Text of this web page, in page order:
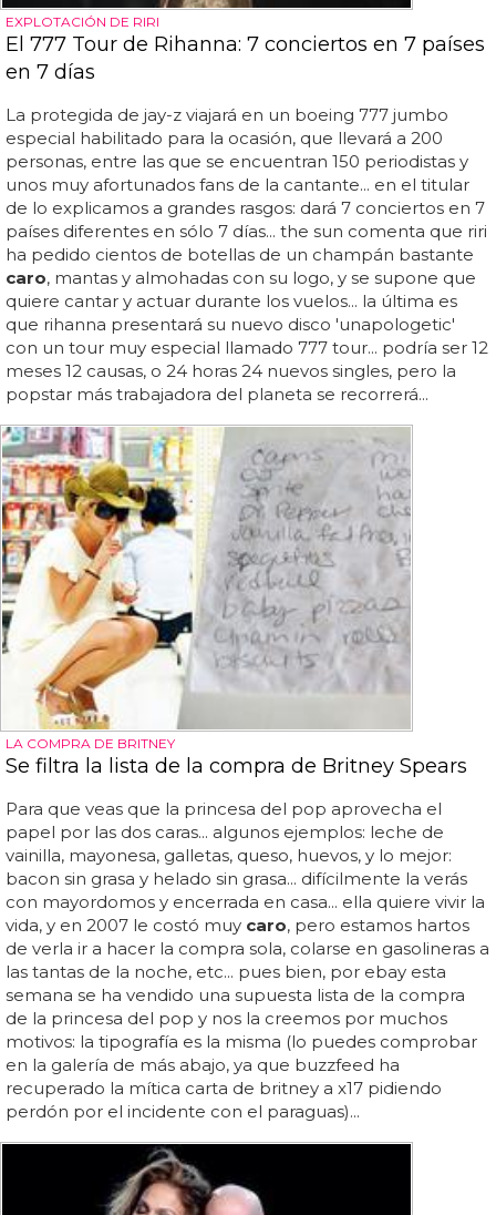
EXPLOTACIÓN DE RIRI
El 777 Tour de Rihanna: 7 conciertos en 7 países
en 7 días
La protegida de jay-z viajará en un boeing 777 jumbo
especial habilitado para la ocasión, que llevará a 200
personas, entre las que se encuentran 150 periodistas y
unos muy afortunados fans de la cantante... en el titular
de lo explicamos a grandes rasgos: dará 7 conciertos en 7
países diferentes en sólo 7 días... the sun comenta que riri
ha pedido cientos de botellas de un champán bastante
caro, mantas y almohadas con su logo, y se supone que
quiere cantar y actuar durante los vuelos... la última es
que rihanna presentará su nuevo disco 'unapologetic'
con un tour muy especial llamado 777 tour... podría ser 12
meses 12 causas, o 24 horas 24 nuevos singles, pero la
popstar más trabajadora del planeta se recorrerá...
LA COMPRA DE BRITNEY
Se filtra la lista de la compra de Britney Spears
Para que veas que la princesa del pop aprovecha el
papel por las dos caras... algunos ejemplos: leche de
vainilla, mayonesa, galletas, queso, huevos, y lo mejor:
bacon sin grasa y helado sin grasa... difícilmente la verás
con mayordomos y encerrada en casa... ella quiere vivir la
vida, y en 2007 le costó muy caro, pero estamos hartos
de verla ir a hacer la compra sola, colarse en gasolineras a
las tantas de la noche, etc... pues bien, por ebay esta
semana se ha vendido una supuesta lista de la compra
de la princesa del pop y nos la creemos por muchos
motivos: la tipografía es la misma (lo puedes comprobar
en la galería de más abajo, ya que buzzfeed ha
recuperado la mítica carta de britney a x17 pidiendo
perdón por el incidente con el paraguas)...